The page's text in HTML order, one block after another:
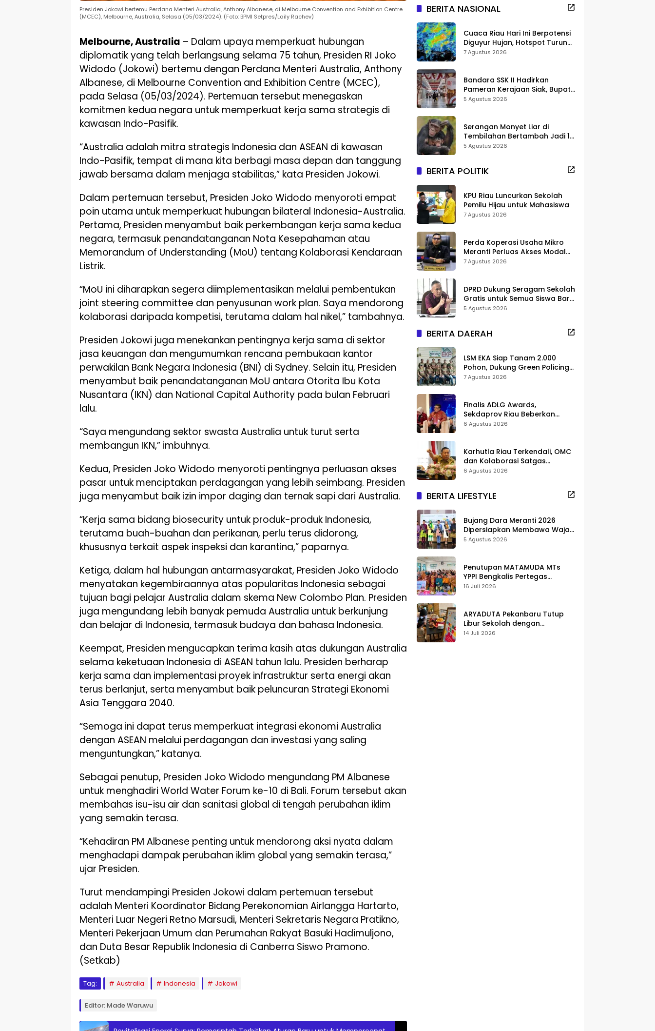
Presiden Jokowi bertemu Perdana Menteri Australia, Anthony Albanese, di Melbourne Convention and Exhibition Centre
(MCEC), Melbourne, Australia, Selasa (05/03/2024). (Foto: BPMI Setpres/Laily Rachev)
Melbourne, Australia – Dalam upaya memperkuat hubungan
diplomatik yang telah berlangsung selama 75 tahun, Presiden RI Joko
Widodo (Jokowi) bertemu dengan Perdana Menteri Australia, Anthony
Albanese, di Melbourne Convention and Exhibition Centre (MCEC),
pada Selasa (05/03/2024). Pertemuan tersebut menegaskan
komitmen kedua negara untuk memperkuat kerja sama strategis di
kawasan Indo-Pasifik.
“Australia adalah mitra strategis Indonesia dan ASEAN di kawasan
Indo-Pasifik, tempat di mana kita berbagi masa depan dan tanggung
jawab bersama dalam menjaga stabilitas,” kata Presiden Jokowi.
Dalam pertemuan tersebut, Presiden Joko Widodo menyoroti empat
poin utama untuk memperkuat hubungan bilateral Indonesia-Australia.
Pertama, Presiden menyambut baik perkembangan kerja sama kedua
negara, termasuk penandatanganan Nota Kesepahaman atau
Memorandum of Understanding (MoU) tentang Kolaborasi Kendaraan
Listrik.
“MoU ini diharapkan segera diimplementasikan melalui pembentukan
joint steering committee dan penyusunan work plan. Saya mendorong
kolaborasi daripada kompetisi, terutama dalam hal nikel,” tambahnya.
Presiden Jokowi juga menekankan pentingnya kerja sama di sektor
jasa keuangan dan mengumumkan rencana pembukaan kantor
perwakilan Bank Negara Indonesia (BNI) di Sydney. Selain itu, Presiden
menyambut baik penandatanganan MoU antara Otorita Ibu Kota
Nusantara (IKN) dan National Capital Authority pada bulan Februari
lalu.
“Saya mengundang sektor swasta Australia untuk turut serta
membangun IKN,” imbuhnya.
Kedua, Presiden Joko Widodo menyoroti pentingnya perluasan akses
pasar untuk menciptakan perdagangan yang lebih seimbang. Presiden
juga menyambut baik izin impor daging dan ternak sapi dari Australia.
“Kerja sama bidang biosecurity untuk produk-produk Indonesia,
terutama buah-buahan dan perikanan, perlu terus didorong,
khususnya terkait aspek inspeksi dan karantina,” paparnya.
Ketiga, dalam hal hubungan antarmasyarakat, Presiden Joko Widodo
menyatakan kegembiraannya atas popularitas Indonesia sebagai
tujuan bagi pelajar Australia dalam skema New Colombo Plan. Presiden
juga mengundang lebih banyak pemuda Australia untuk berkunjung
dan belajar di Indonesia, termasuk budaya dan bahasa Indonesia.
Keempat, Presiden mengucapkan terima kasih atas dukungan Australia
selama keketuaan Indonesia di ASEAN tahun lalu. Presiden berharap
kerja sama dan implementasi proyek infrastruktur serta energi akan
terus berlanjut, serta menyambut baik peluncuran Strategi Ekonomi
Asia Tenggara 2040.
“Semoga ini dapat terus memperkuat integrasi ekonomi Australia
dengan ASEAN melalui perdagangan dan investasi yang saling
menguntungkan,” katanya.
Sebagai penutup, Presiden Joko Widodo mengundang PM Albanese
untuk menghadiri World Water Forum ke-10 di Bali. Forum tersebut akan
membahas isu-isu air dan sanitasi global di tengah perubahan iklim
yang semakin terasa.
“Kehadiran PM Albanese penting untuk mendorong aksi nyata dalam
menghadapi dampak perubahan iklim global yang semakin terasa,”
ujar Presiden.
Turut mendampingi Presiden Jokowi dalam pertemuan tersebut
adalah Menteri Koordinator Bidang Perekonomian Airlangga Hartarto,
Menteri Luar Negeri Retno Marsudi, Menteri Sekretaris Negara Pratikno,
Menteri Pekerjaan Umum dan Perumahan Rakyat Basuki Hadimuljono,
dan Duta Besar Republik Indonesia di Canberra Siswo Pramono.
(Setkab)
Tag: Australia Indonesia Jokowi
Editor: Made Waruwu
BERITA NASIONAL
Cuaca Riau Hari Ini Berpotensi
Diguyur Hujan, Hotspot Turun
Jadi 25 Titik
7 Agustus 2026
Bandara SSK II Hadirkan
Pameran Kerajaan Siak, Bupati
Afni: Jadi Ruang Edukasi
5 Agustus 2026
Serangan Monyet Liar di
Tembilahan Bertambah Jadi 16
Korban, DPKP Bantah Video
5 Agustus 2026
BERITA POLITIK
KPU Riau Luncurkan Sekolah
Pemilu Hijau untuk Mahasiswa
7 Agustus 2026
Perda Koperasi Usaha Mikro
Meranti Perluas Akses Modal
dan Pasar
7 Agustus 2026
DPRD Dukung Seragam Sekolah
Gratis untuk Semua Siswa Baru,
Minta Rehab Sekolah Jangan
5 Agustus 2026
BERITA DAERAH
LSM EKA Siap Tanam 2.000
Pohon, Dukung Green Policing
dan Pelestarian di Meranti
7 Agustus 2026
Finalis ADLG Awards,
Sekdaprov Riau Beberkan
Strategi Digitalisasi untuk
6 Agustus 2026
Karhutla Riau Terkendali, OMC
dan Kolaborasi Satgas
Berhasil Tekan Titik Api
6 Agustus 2026
BERITA LIFESTYLE
Bujang Dara Meranti 2026
Dipersiapkan Membawa Wajah
Daerah ke Publik
5 Agustus 2026
Penutupan MATAMUDA MTs
YPPI Bengkalis Pertegas
Pendidikan Berbasis Adat dan
16 Juli 2026
ARYADUTA Pekanbaru Tutup
Libur Sekolah dengan
Pengalaman Staycation
14 Juli 2026